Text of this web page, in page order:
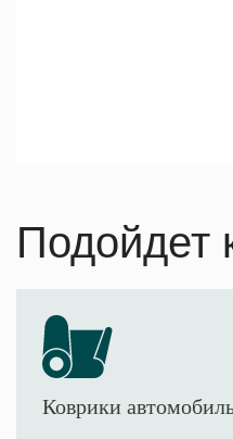
Подойдет
Коврики